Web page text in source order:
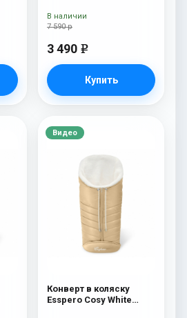
7 590 р
3 490 e
Купить
В наличии
Видео
Конверт в коляску
Esspero Cosy White